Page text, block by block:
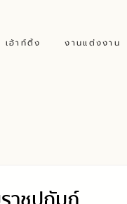
เอ้าท์ติ้ง งานแต่งงาน